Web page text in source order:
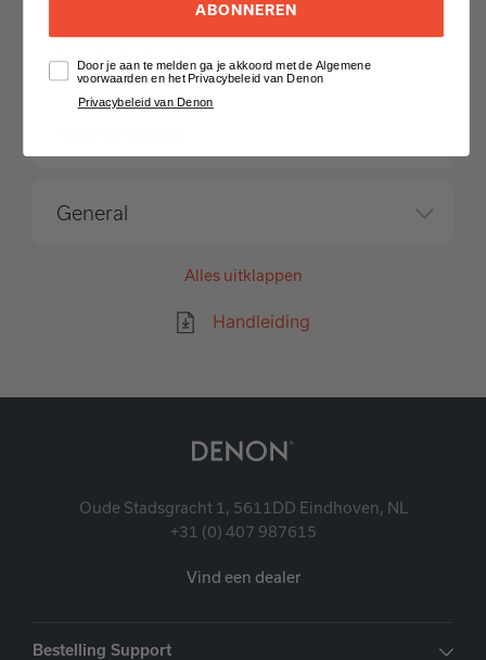
Handleiding
Inputs Outputs
General
Alles uitklappen
Oude Stadsgracht 1, 5611DD Eindhoven, NL
+31 (0) 407 987615
Vind een dealer
Bestelling Support
ABONNEREN
Door je aan te melden ga je akkoord met de Algemene
voorwaarden en het Privacybeleid van Denon
Privacybeleid van Denon